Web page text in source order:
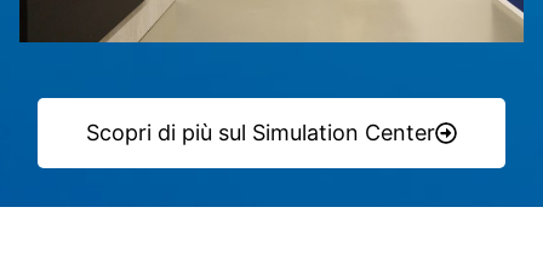
Scopri di più sul Simulation Center